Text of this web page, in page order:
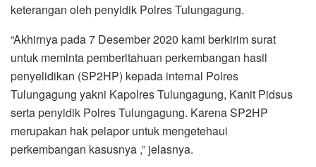
keterangan oleh penyidik Polres Tulungagung.
“Akhirnya pada 7 Desember 2020 kami berkirim surat
untuk meminta pemberitahuan perkembangan hasil
penyelidikan (SP2HP) kepada internal Polres
Tulungagung yakni Kapolres Tulungagung, Kanit Pidsus
serta penyidik Polres Tulungagung. Karena SP2HP
merupakan hak pelapor untuk mengetehaui
perkembangan kasusnya ,” jelasnya.